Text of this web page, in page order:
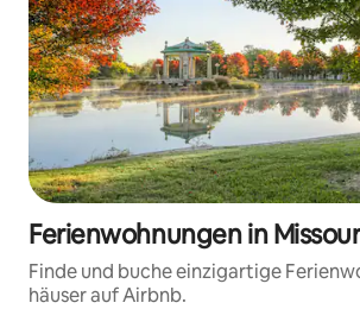
Ferienwohnungen in
Finde und buche einzigartige
häuser auf Airbnb.